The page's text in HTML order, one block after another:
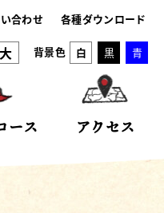
合わせ 各種ダウンロード
背景色 白 黒 青
ース アクセス